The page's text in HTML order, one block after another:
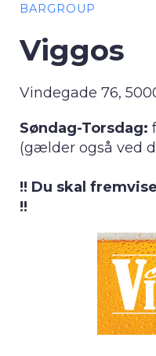
BARGROUP
Viggos
Vindegade 76,
Søndag-Torsdag:
(gælder også ved
!! Du skal
!!